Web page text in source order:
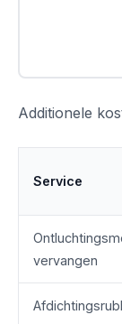
Additionele
Service
vervangen